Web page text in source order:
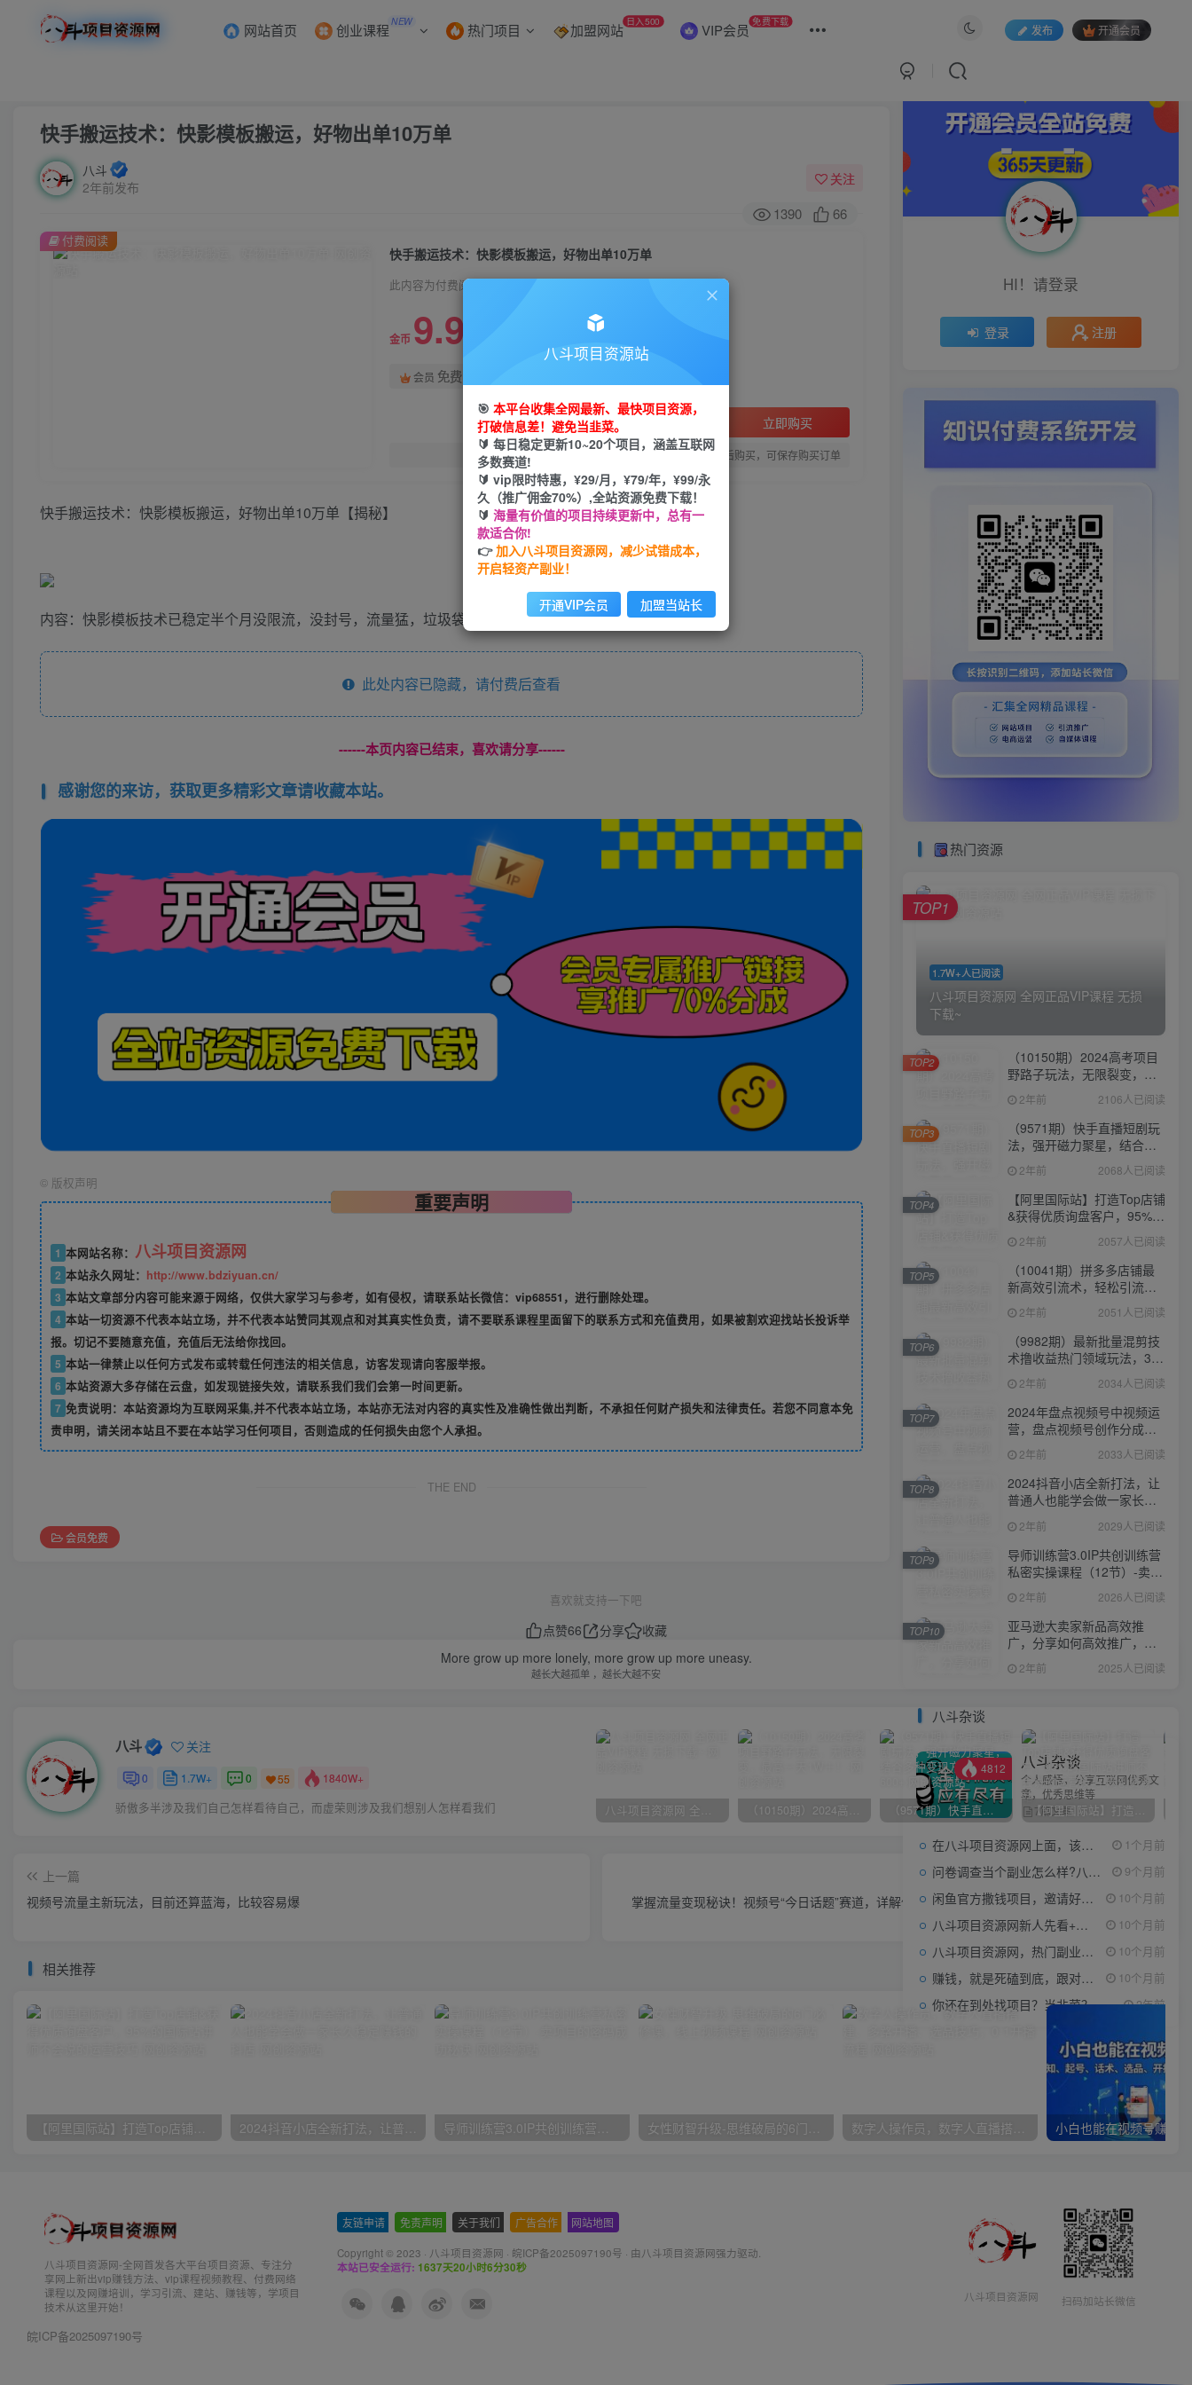
网站首页 创业课程 NEW 热门项目 加盟网站 日入500 VIP会员 免费下载
发布 开通会员
快手搬运技术：快影模板搬运，好物出单10万单
八斗
2年前发布
关注
1390 66
快手搬运技术：快影模板搬运，好物出单10万单
此内容为付费阅读，请付费后查看
金币 9.9
会员 免费
立即购买
您当前未登录！建议登陆后购买，可保存购买订单
付费阅读
快手搬运技术：快影模板搬运，好物出单10万单【揭秘】
内容：快影模板技术已稳定半个月没限流，没封号，流量猛，垃圾袋出10万
此处内容已隐藏，请付费后查看
------本页内容已结束，喜欢请分享------
感谢您的来访，获取更多精彩文章请收藏本站。
© 版权声明
重要声明
1 本网站名称： 八斗项目资源网
2 本站永久网址： http://www.bdziyuan.cn/
3 本站文章部分内容可能来源于网络，仅供大家学习与参考，如有侵权，请联系站长微信：vip68551，进行删除处理。
4 本站一切资源不代表本站立场，并不代表本站赞同其观点和对其真实性负责，请不要联系课程里面留下的联系方式和充值费用，如果被割欢迎找站长投诉举
报。切记不要随意充值，充值后无法给你找回。
5 本站一律禁止以任何方式发布或转载任何违法的相关信息，访客发现请向客服举报。
6 本站资源大多存储在云盘，如发现链接失效，请联系我们我们会第一时间更新。
7 免责说明：本站资源均为互联网采集,并不代表本站立场，本站亦无法对内容的真实性及准确性做出判断，不承担任何财产损失和法律责任。若您不同意本免
责申明，请关闭本站且不要在本站学习任何项目，否则造成的任何损失由您个人承担。
THE END
会员免费
喜欢就支持一下吧
点赞66 分享
收藏
More grow up more lonely, more grow up more uneasy.
越长大越孤单 ，越长大越不安
八斗 关注
0 1.7W+ 0 55 1840W+
骄傲多半涉及我们自己怎样看待自己，而虚荣则涉及我们想别人怎样看我们 八斗项目资源网 全网正品VIP课程 无损下载~ （10150期）2024高考项目野路子玩法，无限裂变，最高一天1W＋！ （9571期）快手直播短剧玩法，强开磁力聚星，结合多种变现方式日入600+ 【阿里国际站】打造Top店铺&获得优质询盘客户，​95%的国际站讲师不会说的运营技巧
上一篇
视频号流量主新玩法，目前还算蓝海，比较容易爆
下一篇
掌握流量变现秘诀！视频号“今日话题”赛道，详解保姆式教学一体化实操玩法，助你轻松日入300+
相关推荐
【阿里国际站】打造Top店铺&获得优质询盘客户，​95%的国际站讲师不会说的运营技巧 2024抖音小店全新打法，让普通人也能学会做一家长久稳定赚钱的抖店 导师训练营3.0IP共创训练营私密实操课程（12节）-卖项目的密码成功秘诀 女性财智升级-思维破局的6门必修课，线上视频课程 数字人操作员，数字人直播搭建、多路开播、选品技巧，0-1开播流程
HI！请登录
登录 注册
热门资源
1.7W+人已阅读
八斗项目资源网 全网正品VIP课程 无损
下载~
TOP1
（10150期）2024高考项目
野路子玩法，无限裂变，最
高一天1W＋！
2年前 2106人已阅读
TOP2
（9571期）快手直播短剧玩
法，强开磁力聚星，结合多
种变现方式日入600+
2年前 2068人已阅读
TOP3
【阿里国际站】打造Top店铺
&获得优质询盘客户，​95%的
国际站讲师不会说的运营技
巧 2年前 2057人已阅读
TOP4
（10041期）拼多多店铺最
新高效引流术，轻松引流
400+创业粉，精准日变现五
位数！
2年前 2051人已阅读
TOP5
（9982期）最新批量混剪技
术撸收益热门领域玩法，3分
钟一条原创视频，轻松日入
1000＋
2年前 2034人已阅读
TOP6
2024年盘点视频号中视频运
营，盘点视频号创作分成计
划，快速过原创日入300+
2年前 2033人已阅读
TOP7
2024抖音小店全新打法，让
普通人也能学会做一家长久
稳定赚钱的抖店
2年前 2029人已阅读
TOP8
导师训练营3.0IP共创训练营
私密实操课程（12节）-卖项
目的密码成功秘诀
2年前 2026人已阅读
TOP9
亚马逊大卖家新品高效推
广，分享如何高效推广，打
造百万美金爆款单品
2年前 2025人已阅读
TOP10
八斗杂谈
4812 八斗杂谈
个人感悟，分享互联网优秀文
章，优秀思维等
7篇文章
在八斗项目资源网上面，该看什么类型的赚钱项目 1个月前
问卷调查当个副业怎么样?八斗告诉你 9个月前
闲鱼官方撒钱项目，邀请好友领现金，单价1-8元，0成本可以当个小副业 10个月前
八斗项目资源网新人先看+领取【0撸小项目+互联网工具箱】 10个月前
八斗项目资源网，热门副业项目任你选，每日持续更新 10个月前
赚钱，就是死磕到底，跟对人做对事。 10个月前
你还在到处找项目？当韭菜？我靠项目资源网也能月如过万。 2年前
八斗项目资源网-全网首发各大平台项目资源、专注分
享网上新出vip赚钱方法、vip课程视频教程、付费网络
课程以及网赚培训，学习引流、建站、赚钱等，学项目
技术从这里开始！
友链申请 免责声明 关于我们 广告合作 网站地图
Copyright © 2023 · 八斗项目资源网 · 皖ICP备2025097190号 · 由八斗项目资源网强力驱动.
本站已安全运行: 1637天20小时6分31秒
八斗项目资源网 扫码加站长微信
皖ICP备2025097190号
八斗项目资源站
🎯 本平台收集全网最新、最快项目资源，
打破信息差！避免当韭菜。
🔰 每日稳定更新10~20个项目，涵盖互联网
多数赛道!
🔰 vip限时特惠，¥29/月，¥79/年，¥99/永
久（推广佣金70%）,全站资源免费下载！
🔰 海量有价值的项目持续更新中，总有一
款适合你!
👉加入八斗项目资源网，减少试错成本，
开启轻资产副业！
开通VIP会员 加盟当站长